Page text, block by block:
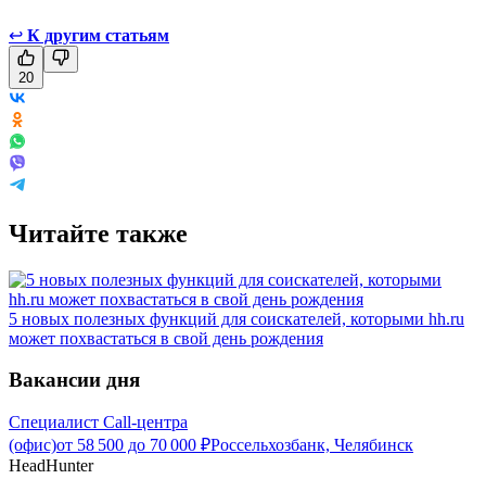
↩ К другим статьям
20
Читайте также
5 новых полезных функций для соискателей, которыми hh.ru
может похвастаться в свой день рождения
Вакансии дня
Специалист Call-центра
(офис)от 58 500 до 70 000 ₽Россельхозбанк, Челябинск
HeadHunter